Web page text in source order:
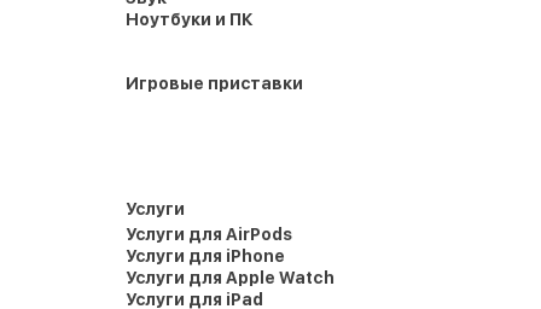
Ноутбуки и ПК
Игровые приставки
Услуги
Услуги для AirPods
Услуги для iPhone
Услуги для Apple Watch
Услуги для iPad